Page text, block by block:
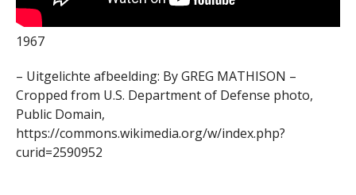
1967
– Uitgelichte afbeelding: By GREG MATHISON –
Cropped from U.S. Department of Defense photo,
Public Domain,
https://commons.wikimedia.org/w/index.php?
curid=2590952